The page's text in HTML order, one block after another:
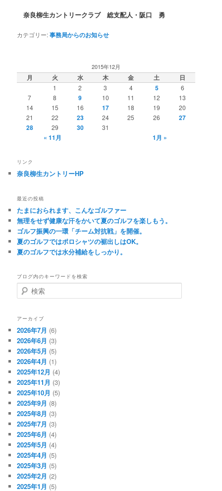
奈良柳生カントリークラブ 総支配人・阪口 勇
カテゴリー:事務局からのお知らせ
2015年12月
月 火 水 木 金 土 日
1 2 3 4 5
6
7
8 9 10 11 12
13
14
15 16 17 18 19
20
21
22 23 24 25 26
27
28
29 30 31
« 11月 1月 »
リンク
奈良柳生カントリーHP
最近の投稿
たまにおられます、こんなゴルファー
無理をせず健康な汗をかいて夏のゴルフを楽しもう。
ゴルフ振興の一環「チーム対抗戦」を開催。
夏のゴルフではポロシャツの裾出しはOK。
夏のゴルフでは水分補給をしっかり。
ブログ内のキーワードを検索
検
索
アーカイブ
2026年7月 (6)
2026年6月 (3)
2026年5月 (5)
2026年4月 (1)
2025年12月 (4)
2025年11月 (3)
2025年10月 (5)
2025年9月 (8)
2025年8月 (3)
2025年7月 (3)
2025年6月 (4)
2025年5月 (4)
2025年4月 (5)
2025年3月 (5)
2025年2月 (2)
2025年1月 (5)